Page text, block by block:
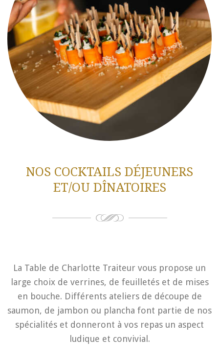
NOS COCKTAILS DÉJEUNERS
ET/OU DÎNATOIRES
La Table de Charlotte Traiteur vous propose un
large choix de verrines, de feuilletés et de mises
en bouche. Différents ateliers de découpe de
saumon, de jambon ou plancha font partie de nos
spécialités et donneront à vos repas un aspect
ludique et convivial.